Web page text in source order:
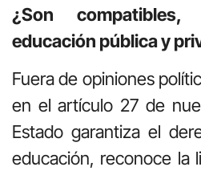
¿Son compatibles,
educación pública y
Fuera de opiniones
en el artículo 27 de
Estado garantiza el
educación, reconoce la